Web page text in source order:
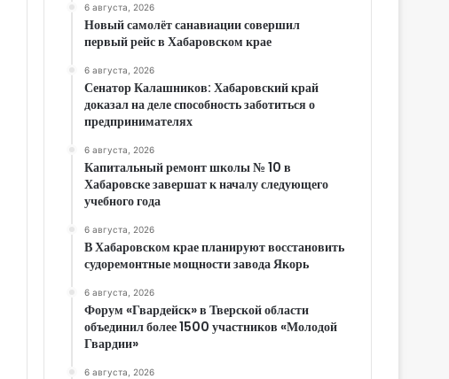
6 августа, 2026
Новый самолёт санавиации совершил
первый рейс в Хабаровском крае
6 августа, 2026
Сенатор Калашников: Хабаровский край
доказал на деле способность заботиться о
предпринимателях
6 августа, 2026
Капитальный ремонт школы № 10 в
Хабаровске завершат к началу следующего
учебного года
6 августа, 2026
В Хабаровском крае планируют восстановить
судоремонтные мощности завода Якорь
6 августа, 2026
Форум «Гвардейск» в Тверской области
объединил более 1500 участников «Молодой
Гвардии»
6 августа, 2026